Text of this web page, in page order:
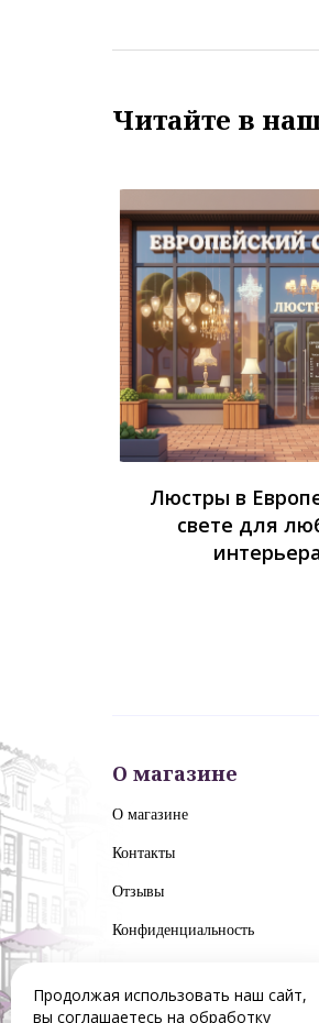
Читайте в
Люстры в
свете для
О магазине
О магазине
Контакты
Отзывы
Конфиденциальность
Продолжая использовать наш сайт,
вы соглашаетесь на обработку